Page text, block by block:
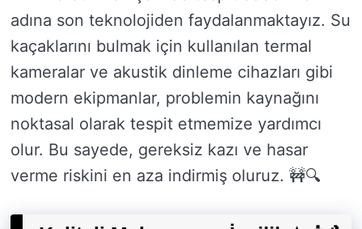
adına son teknolojiden faydalanmaktayız. Su
kaçaklarını bulmak için kullanılan termal
kameralar ve akustik dinleme cihazları gibi
modern ekipmanlar, problemin kaynağını
noktasal olarak tespit etmemize yardımcı
olur. Bu sayede, gereksiz kazı ve hasar
verme riskini en aza indirmiş oluruz. 🚧🔍